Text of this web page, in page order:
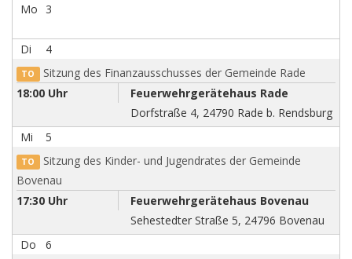
Mo 3
Di 4
TO Sitzung des Finanzausschusses der Gemeinde Rade
18:00 Uhr
Feuerwehrgerätehaus Rade
Dorfstraße 4, 24790 Rade b. Rendsburg
Mi
5
TO Sitzung des Kinder- und Jugendrates der Gemeinde
Bovenau
17:30 Uhr
Feuerwehrgerätehaus Bovenau
Sehestedter Straße 5, 24796 Bovenau
Do
6